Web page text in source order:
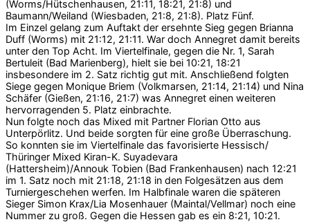
(Worms/Hütschenhausen, 21:11, 18:21, 21:8) und
Baumann/Weiland (Wiesbaden, 21:8, 21:8). Platz Fünf.
Im Einzel gelang zum Auftakt der ersehnte Sieg gegen Brianna
Duff (Worms) mit 21:12, 21:11. War doch Annegret damit bereits
unter den Top Acht. Im Viertelfinale, gegen die Nr. 1, Sarah
Bertuleit (Bad Marienberg), hielt sie bei 10:21, 18:21
insbesondere im 2. Satz richtig gut mit. Anschließend folgten
Siege gegen Monique Briem (Volkmarsen, 21:14, 21:14) und Nina
Schäfer (Gießen, 21:16, 21:7) was Annegret einen weiteren
hervorragenden 5. Platz einbrachte.
Nun folgte noch das Mixed mit Partner Florian Otto aus
Unterpörlitz. Und beide sorgten für eine große Überraschung.
So konnten sie im Viertelfinale das favorisierte Hessisch/
Thüringer Mixed Kiran-K. Suyadevara
(Hattersheim)/Annouk Tobien (Bad Frankenhausen) nach 12:21
im 1. Satz noch mit 21:18, 21:18 in den Folgesätzen aus dem
Turniergeschehen werfen. Im Halbfinale waren die späteren
Sieger Simon Krax/Lia Mosenhauer (Maintal/Vellmar) noch eine
Nummer zu groß. Gegen die Hessen gab es ein 8:21, 10:21.